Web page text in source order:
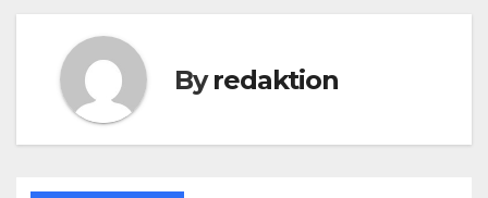
Byredaktion